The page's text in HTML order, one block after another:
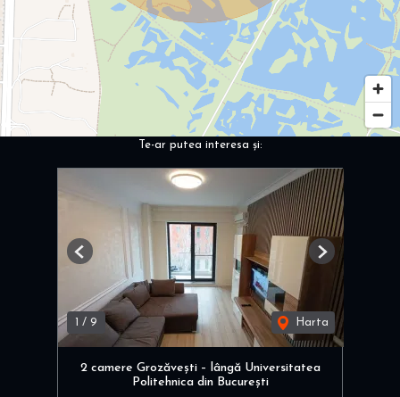
Te-ar putea interesa și:
/ 9 Harta
Previous Next
2 camere Grozăvești – lângă Universitatea
Politehnica din București